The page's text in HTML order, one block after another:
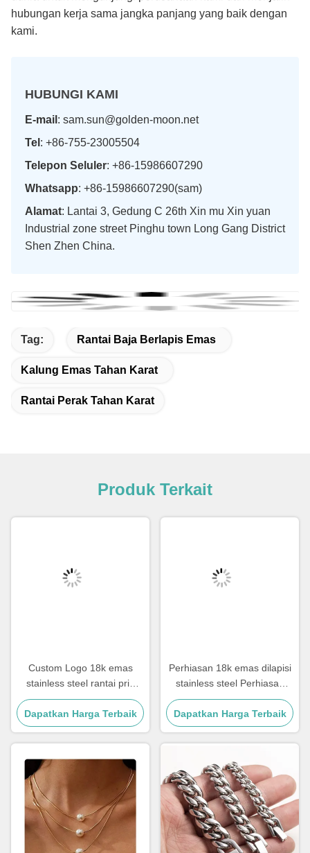
hubungan kerja sama jangka panjang yang baik dengan
kami.
HUBUNGI KAMI
E-mail: sam.sun@golden-moon.net
Tel: +86-755-23005504
Telepon Seluler: +86-15986607290
Whatsapp: +86-15986607290(sam)
Alamat: Lantai 3, Gedung C 26th Xin mu Xin yuan
Industrial zone street Pinghu town Long Gang District
Shen Zhen China.
Tag: Rantai Baja Berlapis Emas
Kalung Emas Tahan Karat
Rantai Perak Tahan Karat
Produk Terkait
Custom Logo 18k emas
stainless steel rantai pria
Perhiasan Cross Pendant
Rantai
Dapatkan Harga Terbaik
Perhiasan 18k emas dilapisi
stainless steel Perhiasan
Wanita Choker Cross Kalung
20 Inch
Dapatkan Harga Terbaik